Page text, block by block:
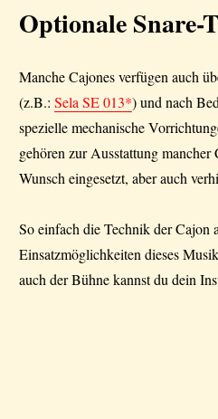
Optionale Snare-
Manche Cajones verfügen auch
(z.B.: Sela SE 013*) und nach
spezielle mechanische
gehören zur Ausstattung
Wunsch eingesetzt, aber auch
So einfach die Technik der Cajon
Einsatzmöglichkeiten dieses
auch der Bühne kannst du dein